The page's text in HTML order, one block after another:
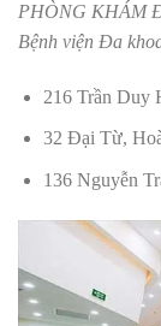
PHÒNG KHÁM
Bệnh viện Đa
216 Trần Duy
32 Đại Từ,
136 Nguyễn